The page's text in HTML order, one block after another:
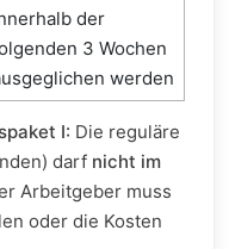
der
3 Wochen
werden
I: Die reguläre
darf nicht im
Arbeitgeber muss
oder die Kosten